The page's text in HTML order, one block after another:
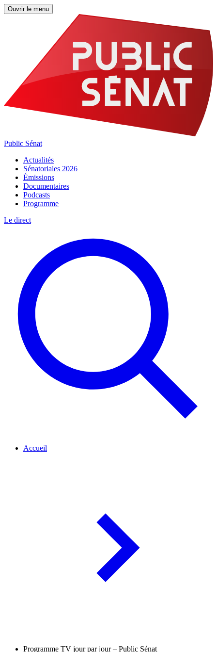
Ouvrir le menu
Public Sénat
Actualités
Sénatoriales 2026
Émissions
Documentaires
Podcasts
Programme
Le direct
Accueil
Programme TV jour par jour – Public Sénat